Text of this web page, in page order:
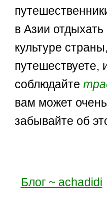
в Азии отдыхать
культуре
путешествуете,
соблюдайте
вам может
забывайте об
Блог ~ achadidi